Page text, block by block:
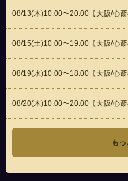
08/13(木)10:00〜20:00【大阪/心斎
08/15(土)10:00〜19:00【大阪/心斎
08/19(水)10:00〜18:00【大阪/心斎
08/20(木)10:00〜20:00【大阪/心斎
も